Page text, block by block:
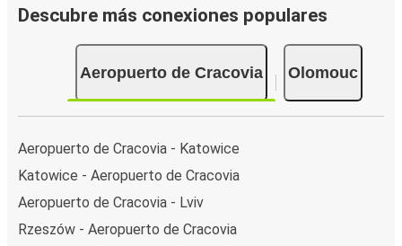
Descubre más conexiones populares
Aeropuerto de Cracovia Olomouc
Aeropuerto de Cracovia - Katowice
Katowice - Aeropuerto de Cracovia
Aeropuerto de Cracovia - Lviv
Rzeszów - Aeropuerto de Cracovia